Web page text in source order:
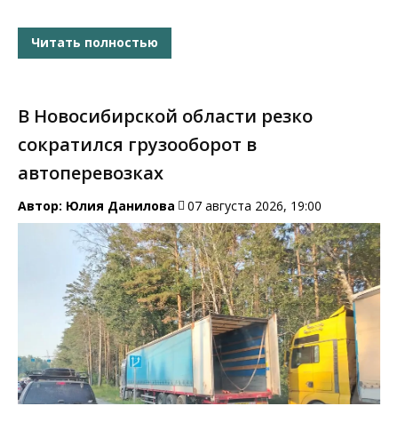
Читать полностью
В Новосибирской области резко
сократился грузооборот в
автоперевозках
Автор: Юлия Данилова 07 августа 2026, 19:00